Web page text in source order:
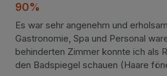
90%
Es war sehr angenehm und
Gastronomie, Spa und Personal
behinderten Zimmer konnte ich als
den Badspiegel schauen (Haare